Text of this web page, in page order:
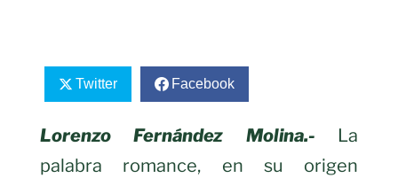
Twitter Facebook
Lorenzo Fernández Molina.- La
palabra romance, en su origen